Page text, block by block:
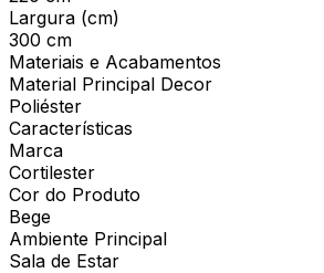
Largura (cm)
300 cm
Materiais e Acabamentos
Material Principal Decor
Poliéster
Características
Marca
Cortilester
Cor do Produto
Bege
Ambiente Principal
Sala de Estar